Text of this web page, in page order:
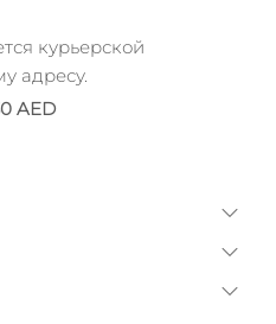
курьерской
адресу.
AED